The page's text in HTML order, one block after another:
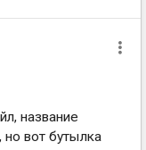
название
вот бутылка